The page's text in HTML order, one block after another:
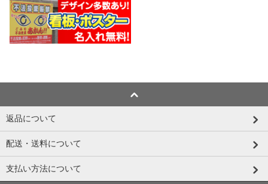
返品について
配送・送料について
支払い方法について